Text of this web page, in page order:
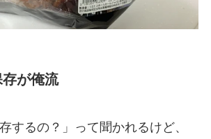
が俺流
するの？」って聞かれるけど、